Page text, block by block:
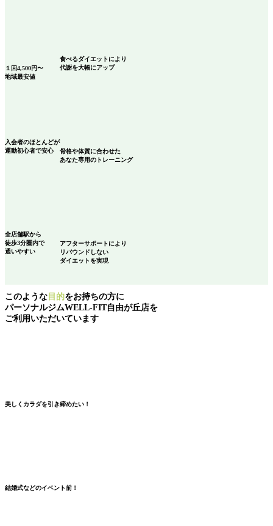
１回4,500円〜
地域最安値
入会者のほとんどが
運動初心者で安心
全店舗駅から
徒歩3分圏内で
通いやすい
食べるダイエット により
代謝を大幅にアップ
骨格や体質に合わせた
あなた専用のトレーニング
アフターサポートにより
リバウンドしない
ダイエットを実現
このような 目的をお持ちの方に
パーソナルジムWELL-FIT自由が丘店を
ご利用いただいています
美しくカラダを引き締めたい！
結婚式などのイベント前！